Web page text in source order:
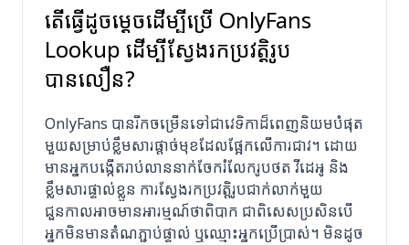
តើធ្វើដូចម្តេចដើម្បីប្រើ OnlyFans
Lookup ដើម្បីស្វែងរកប្រវត្តិរូប
បានលឿន?
OnlyFans បានរីកចម្រើនទៅជាវេទិកាដ៏ពេញនិយមបំផុត
មួយសម្រាប់ខ្លឹមសារផ្តាច់មុខដែលផ្អែកលើការជាវ។ ដោយ
មានអ្នកបង្កើតរាប់លាននាក់ចែករំលែករូបថត វីដេអូ និង
ខ្លឹមសារផ្ទាល់ខ្លួន ការស្វែងរកប្រវត្តិរូបជាក់លាក់មួយ
ជួនកាលអាចមានអារម្មណ៍ថាពិបាក ជាពិសេសប្រសិនបើ
អ្នកមិនមានតំណភ្ជាប់ផ្ទាល់ ឬឈ្មោះអ្នកប្រើប្រាស់។ មិនដូច